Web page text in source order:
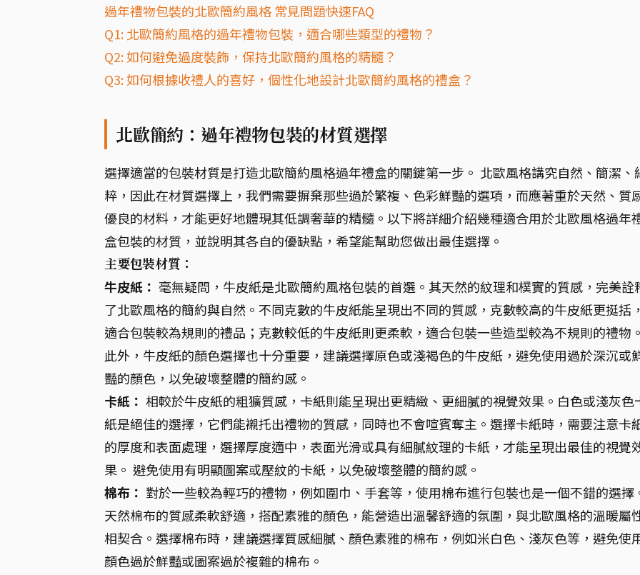
過年禮物包裝的北歐簡約風格 常見問題快速FAQ
Q1: 北歐簡約風格的過年禮物包裝，適合哪些類型的禮物？
Q2: 如何避免過度裝飾，保持北歐簡約風格的精髓？
Q3: 如何根據收禮人的喜好，個性化地設計北歐簡約風格的禮盒？
北歐簡約：過年禮物包裝的材質選擇
選擇適當的包裝材質是打造北歐簡約風格過年禮盒的關鍵第一步。 北歐風格講究自然、簡潔、
粹，因此在材質選擇上，我們需要摒棄那些過於繁複、色彩鮮豔的選項，而應著重於天然、質
優良的材料，才能更好地體現其低調奢華的精髓。以下將詳細介紹幾種適合用於北歐風格過年
盒包裝的材質，並說明其各自的優缺點，希望能幫助您做出最佳選擇。
主要包裝材質：
牛皮紙： 毫無疑問，牛皮紙是北歐簡約風格包裝的首選。其天然的紋理和樸實的質感，完美詮
了北歐風格的簡約與自然。不同克數的牛皮紙能呈現出不同的質感，克數較高的牛皮紙更挺括，
適合包裝較為規則的禮品；克數較低的牛皮紙則更柔軟，適合包裝一些造型較為不規則的禮物。
此外，牛皮紙的顏色選擇也十分重要，建議選擇原色或淺褐色的牛皮紙，避免使用過於深沉或
豔的顏色，以免破壞整體的簡約感。
卡紙： 相較於牛皮紙的粗獷質感，卡紙則能呈現出更精緻、更細膩的視覺效果。白色或淺灰色
紙是絕佳的選擇，它們能襯托出禮物的質感，同時也不會喧賓奪主。選擇卡紙時，需要注意卡
的厚度和表面處理，選擇厚度適中，表面光滑或具有細膩紋理的卡紙，才能呈現出最佳的視覺
果。 避免使用有明顯圖案或壓紋的卡紙，以免破壞整體的簡約感。
棉布： 對於一些較為輕巧的禮物，例如圍巾、手套等，使用棉布進行包裝也是一個不錯的選擇
天然棉布的質感柔軟舒適，搭配素雅的顏色，能營造出溫馨舒適的氛圍，與北歐風格的溫暖屬
相契合。選擇棉布時，建議選擇質感細膩、顏色素雅的棉布，例如米白色、淺灰色等，避免使
顏色過於鮮豔或圖案過於複雜的棉布。